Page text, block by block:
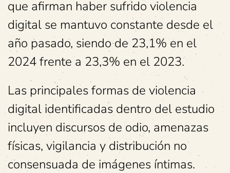
que afirman haber sufrido violencia
digital se mantuvo constante desde el
año pasado, siendo de 23,1% en el
2024 frente a 23,3% en el 2023.
Las principales formas de violencia
digital identificadas dentro del estudio
incluyen discursos de odio, amenazas
físicas, vigilancia y distribución no
consensuada de imágenes íntimas.